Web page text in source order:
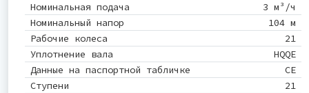
Номинальная подача
3 м³/ч
Номинальный напор
104 м
Рабочие колеса
21
Уплотнение вала
HQQE
Данные на паспортной табличке
CE
Ступени
21